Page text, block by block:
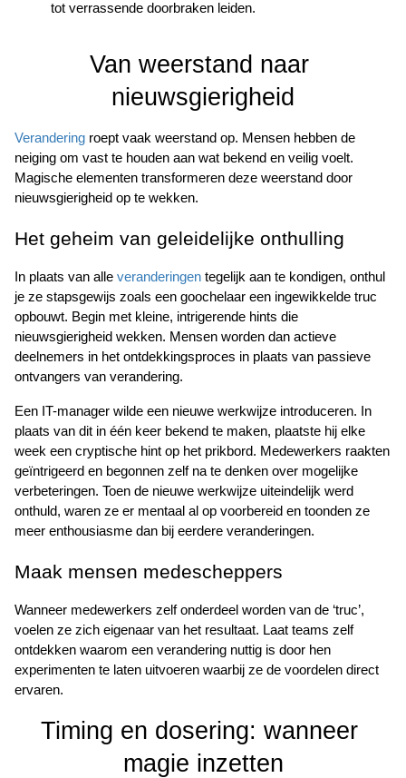
tot verrassende doorbraken leiden.
Van weerstand naar
nieuwsgierigheid
Verandering roept vaak weerstand op. Mensen hebben de
neiging om vast te houden aan wat bekend en veilig voelt.
Magische elementen transformeren deze weerstand door
nieuwsgierigheid op te wekken.
Het geheim van geleidelijke onthulling
In plaats van alle veranderingen tegelijk aan te kondigen, onthul
je ze stapsgewijs zoals een goochelaar een ingewikkelde truc
opbouwt. Begin met kleine, intrigerende hints die
nieuwsgierigheid wekken. Mensen worden dan actieve
deelnemers in het ontdekkingsproces in plaats van passieve
ontvangers van verandering.
Een IT-manager wilde een nieuwe werkwijze introduceren. In
plaats van dit in één keer bekend te maken, plaatste hij elke
week een cryptische hint op het prikbord. Medewerkers raakten
geïntrigeerd en begonnen zelf na te denken over mogelijke
verbeteringen. Toen de nieuwe werkwijze uiteindelijk werd
onthuld, waren ze er mentaal al op voorbereid en toonden ze
meer enthousiasme dan bij eerdere veranderingen.
Maak mensen medescheppers
Wanneer medewerkers zelf onderdeel worden van de ‘truc’,
voelen ze zich eigenaar van het resultaat. Laat teams zelf
ontdekken waarom een verandering nuttig is door hen
experimenten te laten uitvoeren waarbij ze de voordelen direct
ervaren.
Timing en dosering: wanneer
magie inzetten